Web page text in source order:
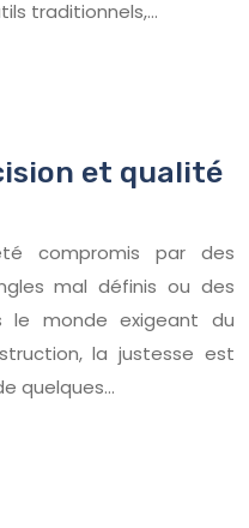
traditionnels,…
et qualité
compromis par des
mal définis ou des
le monde exigeant du
la justesse est
quelques…